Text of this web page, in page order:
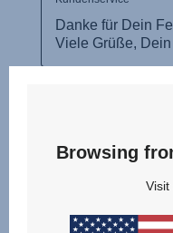
Browsing
Visit